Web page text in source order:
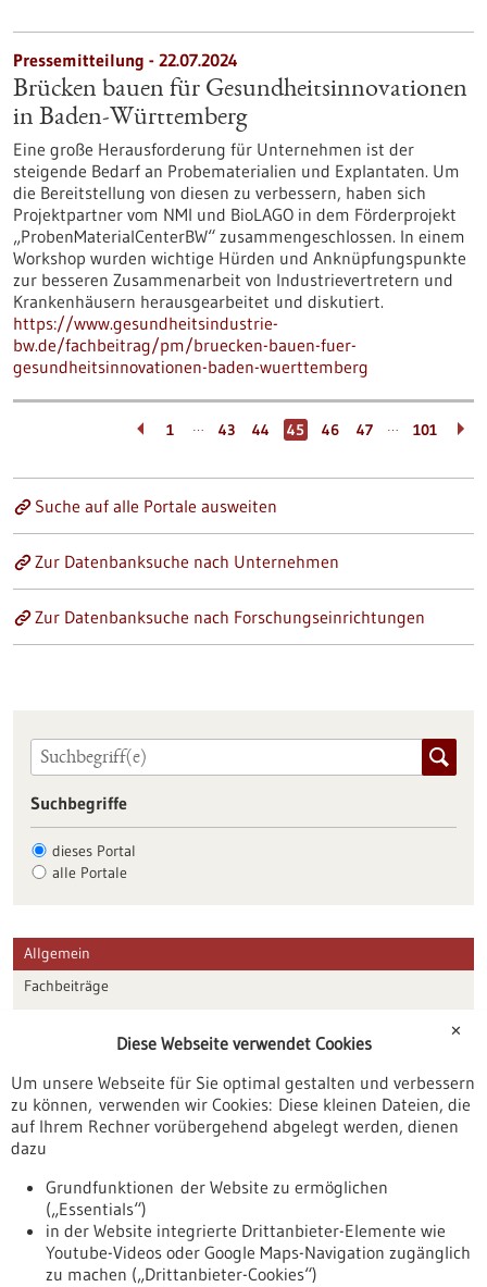
Pressemitteilung - 22.07.2024
Brücken bauen für Gesundheitsinnovationen
in Baden-Württemberg
Eine große Herausforderung für Unternehmen ist der
steigende Bedarf an Probematerialien und Explantaten. Um
die Bereitstellung von diesen zu verbessern, haben sich
Projektpartner vom NMI und BioLAGO in dem Förderprojekt
„ProbenMaterialCenterBW“ zusammengeschlossen. In einem
Workshop wurden wichtige Hürden und Anknüpfungspunkte
zur besseren Zusammenarbeit von Industrievertretern und
Krankenhäusern herausgearbeitet und diskutiert.
https://www.gesundheitsindustrie-
bw.de/fachbeitrag/pm/bruecken-bauen-fuer-
gesundheitsinnovationen-baden-wuerttemberg
1 … 43 44 45 46 47 … 101
Suche auf alle Portale ausweiten
Zur Datenbanksuche nach Unternehmen
Zur Datenbanksuche nach Forschungseinrichtungen
Suchbegriffe
dieses Portal
alle Portale
Allgemein
Fachbeiträge
Veranstaltungen
Erscheinungsdatum
✕
Diese Webseite verwendet Cookies
Um unsere Webseite für Sie optimal gestalten und verbessern
zu können, verwenden wir Cookies: Diese kleinen Dateien, die
auf Ihrem Rechner vorübergehend abgelegt werden, dienen
dazu
Grundfunktionen der Website zu ermöglichen
(„Essentials“)
in der Website integrierte Drittanbieter-Elemente wie
Youtube-Videos oder Google Maps-Navigation zugänglich
zu machen („Drittanbieter-Cookies“)